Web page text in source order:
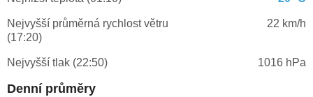
Nejvyšší průměrná rychlost větru
(17:20)
22 km/h
Nejvyšší tlak (22:50) 1016 hPa
Denní průměry